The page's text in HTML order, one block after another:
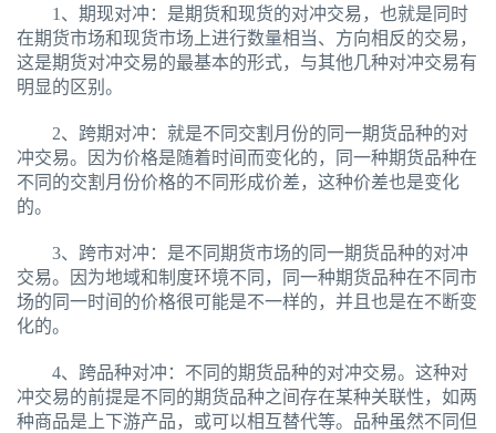
1、期现对冲：是期货和现货的对冲交易，也就是同时
在期货市场和现货市场上进行数量相当、方向相反的交易，
这是期货对冲交易的最基本的形式，与其他几种对冲交易有
明显的区别。
2、跨期对冲：就是不同交割月份的同一期货品种的对
冲交易。因为价格是随着时间而变化的，同一种期货品种在
不同的交割月份价格的不同形成价差，这种价差也是变化
的。
3、跨市对冲：是不同期货市场的同一期货品种的对冲
交易。因为地域和制度环境不同，同一种期货品种在不同市
场的同一时间的价格很可能是不一样的，并且也是在不断变
化的。
4、跨品种对冲：不同的期货品种的对冲交易。这种对
冲交易的前提是不同的期货品种之间存在某种关联性，如两
种商品是上下游产品，或可以相互替代等。品种虽然不同但